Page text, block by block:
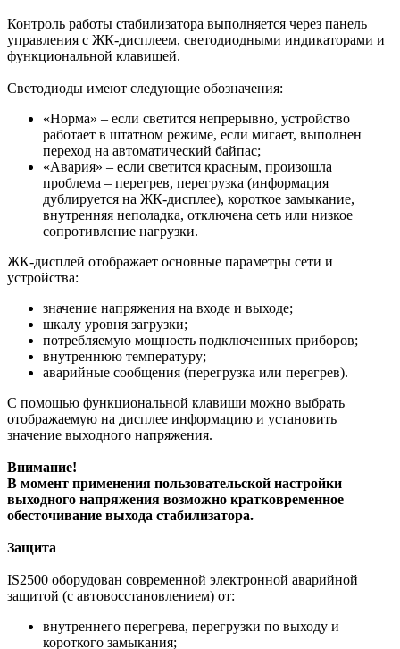
Контроль работы стабилизатора выполняется через панель
управления с ЖК-дисплеем, светодиодными индикаторами и
функциональной клавишей.
Светодиоды имеют следующие обозначения:
«Норма» – если светится непрерывно, устройство
работает в штатном режиме, если мигает, выполнен
переход на автоматический байпас;
«Авария» – если светится красным, произошла
проблема – перегрев, перегрузка (информация
дублируется на ЖК-дисплее), короткое замыкание,
внутренняя неполадка, отключена сеть или низкое
сопротивление нагрузки.
ЖК-дисплей отображает основные параметры сети и
устройства:
значение напряжения на входе и выходе;
шкалу уровня загрузки;
потребляемую мощность подключенных приборов;
внутреннюю температуру;
аварийные сообщения (перегрузка или перегрев).
С помощью функциональной клавиши можно выбрать
отображаемую на дисплее информацию и установить
значение выходного напряжения.
Внимание!
В момент применения пользовательской настройки
выходного напряжения возможно кратковременное
обесточивание выхода стабилизатора.
Защита
IS2500 оборудован современной электронной аварийной
защитой (с автовосстановлением) от:
внутреннего перегрева, перегрузки по выходу и
короткого замыкания;